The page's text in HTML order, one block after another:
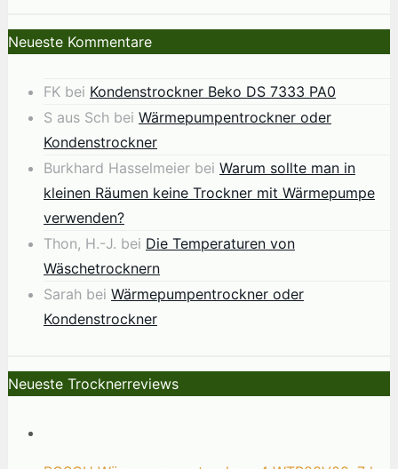
Neueste Kommentare
FK bei Kondenstrockner Beko DS 7333 PA0
S aus Sch bei Wärmepumpentrockner oder
Kondenstrockner
Burkhard Hasselmeier bei Warum sollte man in
kleinen Räumen keine Trockner mit Wärmepumpe
verwenden?
Thon, H.-J. bei Die Temperaturen von
Wäschetrocknern
Sarah bei Wärmepumpentrockner oder
Kondenstrockner
Neueste Trocknerreviews